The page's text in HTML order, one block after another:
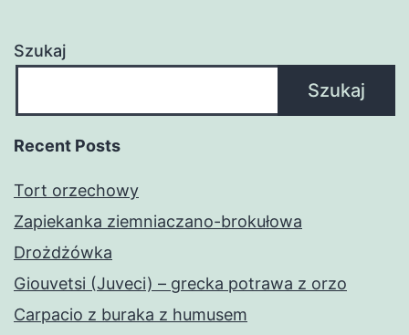
Szukaj
Szukaj
Recent Posts
Tort orzechowy
Zapiekanka ziemniaczano-brokułowa
Drożdżówka
Giouvetsi (Juveci) – grecka potrawa z orzo
Carpacio z buraka z humusem